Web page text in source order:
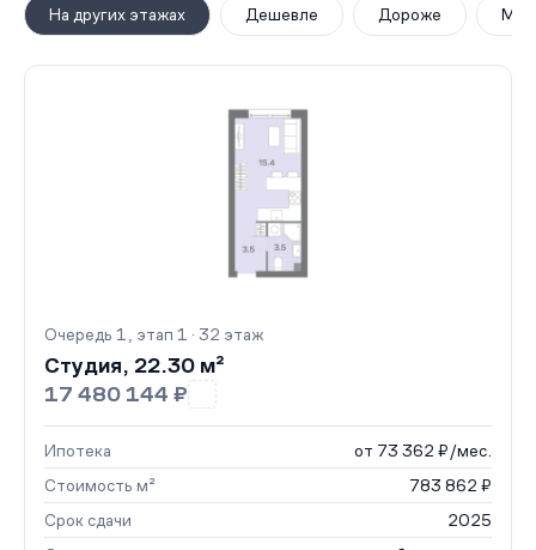
На других этажах Дешевле Дороже
Очередь 1, этап 1 · 32 этаж
Студия, 22.30 м²
17 480 144 ₽
Ипотека
от 73 362 ₽/мес.
Стоимость м²
783 862 ₽
Срок сдачи
2025